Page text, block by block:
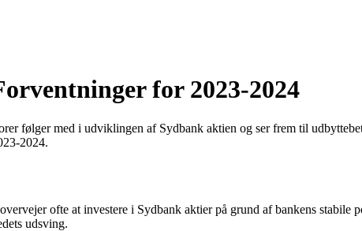
for 2023-2024
følger med i udviklingen af Sydbank aktien og ser frem til
2024.
ofte at investere i Sydbank aktier på grund af bankens stabile
udsving.